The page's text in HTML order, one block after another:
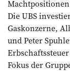
Die UBS
Gaskonzerne,
und Peter
Fokus der